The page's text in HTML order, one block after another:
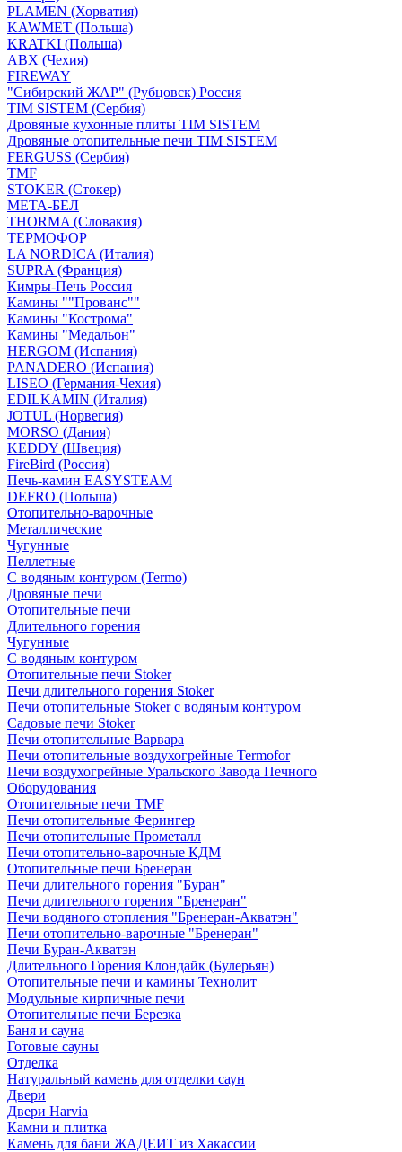
PLAMEN (Хорватия)
KAWMET (Польша)
KRATKI (Польша)
ABX (Чехия)
FIREWAY
"Сибирский ЖАР" (Рубцовск) Россия
TIM SISTEM (Сербия)
Дровяные кухонные плиты TIM SISTEM
Дровяные отопительные печи TIM SISTEM
FERGUSS (Сербия)
TMF
STOKER (Стокер)
МЕТА-БЕЛ
THORMA (Словакия)
ТЕРМОФОР
LA NORDICA (Италия)
SUPRA (Франция)
Кимры-Печь Россия
Камины ""Прованс""
Камины "Кострома"
Камины "Медальон"
HERGOM (Испания)
PANADERO (Испания)
LISEO (Германия-Чехия)
EDILKAMIN (Италия)
JOTUL (Норвегия)
MORSO (Дания)
KEDDY (Швеция)
FireBird (Россия)
Печь-камин EASYSTEAM
DEFRO (Польша)
Отопительно-варочные
Металлические
Чугунные
Пеллетные
С водяным контуром (Termo)
Дровяные печи
Отопительные печи
Длительного горения
Чугунные
C водяным контуром
Отопительные печи Stoker
Печи длительного горения Stoker
Печи отопительные Stoker с водяным контуром
Садовые печи Stoker
Печи отопительные Варвара
Печи отопительные воздухогрейные Termofor
Печи воздухогрейные Уральского Завода Печного
Оборудования
Отопительные печи TMF
Печи отопительные Ферингер
Печи отопительные Прометалл
Печи отопительно-варочные КДМ
Отопительные печи Бренеран
Печи длительного горения "Буран"
Печи длительного горения "Бренеран"
Печи водяного отопления "Бренеран-Акватэн"
Печи отопительно-варочные "Бренеран"
Печи Буран-Акватэн
Длительного Горения Клондайк (Булерьян)
Отопительные печи и камины Технолит
Модульные кирпичные печи
Отопительные печи Березка
Баня и сауна
Готовые сауны
Отделка
Натуральный камень для отделки саун
Двери
Двери Harvia
Камни и плитка
Камень для бани ЖАДЕИТ из Хакассии